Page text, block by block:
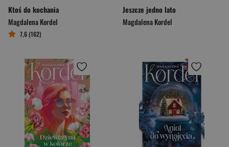
Ktoś do kochania
Magdalena Kordel
7,6 (162)
Jeszcze jedno lato
Magdalena Kordel